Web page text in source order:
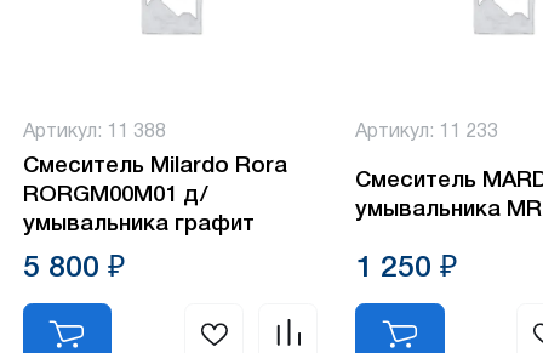
Артикул: 11 388
Смеситель Milardo Rora
RORGM00M01 д/
умывальника графит
5 800 ₽
Артикул: 11 233
Смеситель
умывальника
1 250 ₽